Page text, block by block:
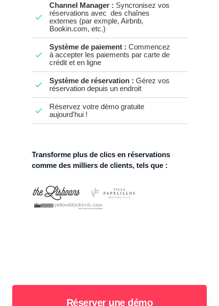
Channel Manager : Syncronisez vos
réservations avec des chaînes
externes (par exmple, Airbnb,
Bookin.com, etc.)
Système de paiement : Commencez
à accepter les paiements par carte de
crédit et en ligne
Système de réservation : Gérez vos
réservation depuis un endroit
Réservez votre démo gratuite
aujourd'hui !
Transforme plus de clics en réservations
comme des milliers de clients, tels que :
Réserver une démo